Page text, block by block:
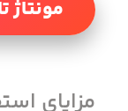
مونتاژ
مزایای